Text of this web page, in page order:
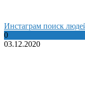
Инстаграм поиск
0
03.12.2020